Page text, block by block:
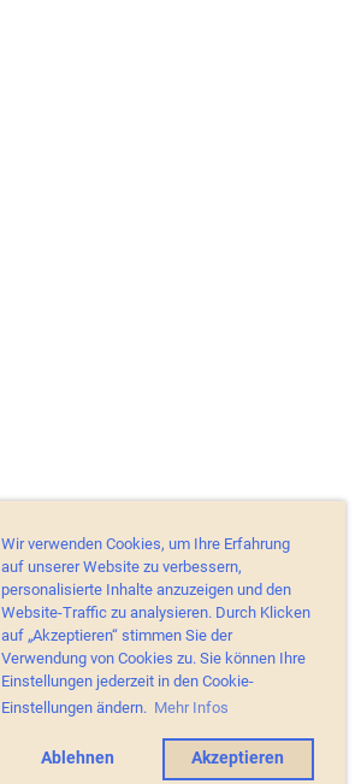
Wir verwenden Cookies, um Ihre Erfahrung
auf unserer Website zu verbessern,
personalisierte Inhalte anzuzeigen und den
Website-Traffic zu analysieren. Durch Klicken
auf „Akzeptieren“ stimmen Sie der
Verwendung von Cookies zu. Sie können Ihre
Einstellungen jederzeit in den Cookie-
Einstellungen ändern. Mehr Infos
Ablehnen Akzeptieren